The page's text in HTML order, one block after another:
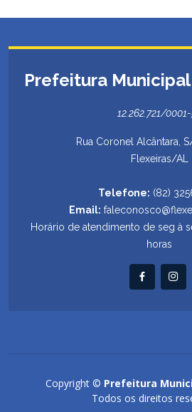
Prefeitura
12.262.721/
Rua Coronel Alcântara,
Flexeiras/AL
Telefone: (82)
Email:
Horário de atendimento de seg à
horas
Copyright © Prefeitura
Todos os direitos